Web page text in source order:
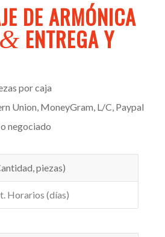
DE ARMÓNICA
& ENTREGA Y
por caja
Union, MoneyGram, L/C, Paypal
negociado
piezas)
Horarios (días)